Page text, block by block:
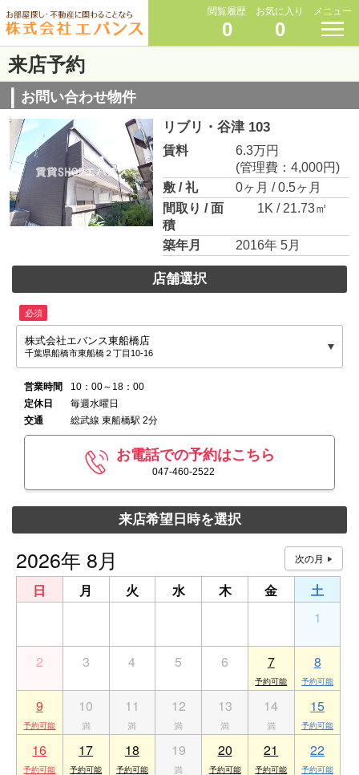
閲覧履歴
0
お気に入り
0
メニュー
来店予約
お問い合わせ物件
リブリ・谷津 103
賃料
6.3万円
(管理費：4,000円)
敷 / 礼
0ヶ月 / 0.5ヶ月
間取り / 面
積
1K / 21.73㎡
築年月 2016年 5月
店舗選択
必須
株式会社エバンス東船橋店
千葉県船橋市東船橋２丁目10-16
営業時間
10：00～18：00
定休日
毎週水曜日
交通
総武線 東船橋駅 2分
お電話での予約はこちら
047-460-2522
来店希望日時を選択
2026年 8月
日 月 火 水 木 金
土
1
2 3 4 5 6 7 8
9 10 11 12 13 14 15
16 17 18 19 20 21 22